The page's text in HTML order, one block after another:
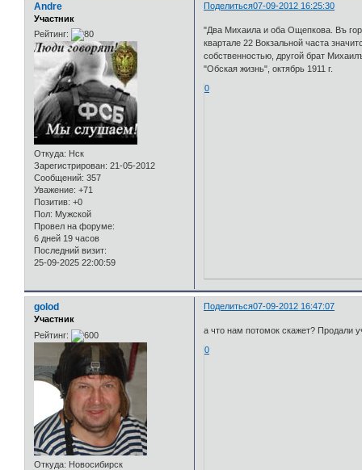
Поделиться07-09-2012 16:25:30
Andre
Участник
Рейтинг:
Откуда: Нск
Зарегистрирован: 21-05-2012
Сообщений: 357
Уважение: +71
Позитив: +0
Пол: Мужской
Провел на форуме:
6 дней 19 часов
Последний визит:
25-09-2025 22:00:59
"Два Михаила и оба Ощепкова. Въ
квартале 22 Вокзальной часта
собственностью, другой брат
"Обская жизнь", октябрь 1911 г.
0
Поделиться07-09-2012 16:47:07
golod
Участник
Рейтинг:
Откуда: Новосибирск
а что нам потомок скажет? Продали
0